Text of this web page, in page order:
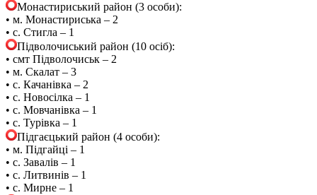
Монастириський район (3 особи):
• м. Монастириська – 2
• с. Стигла – 1
Підволочиський район (10 осіб):
• смт Підволочиськ – 2
• м. Скалат – 3
• с. Качанівка – 2
• с. Новосілка – 1
• с. Мовчанівка – 1
• с. Турівка – 1
Підгаєцький район (4 особи):
• м. Підгайці – 1
• с. Завалів – 1
• с. Литвинів – 1
• с. Мирне – 1